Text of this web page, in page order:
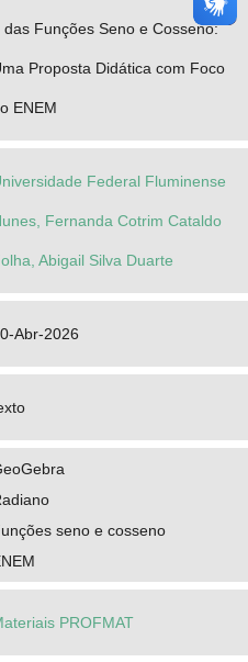
das Funções Seno e Cosseno:
Proposta Didática com Foco
ENEM
Federal Fluminense
Fernanda Cotrim Cataldo
Abigail Silva Duarte
Abr-2026
seno e cosseno
PROFMAT